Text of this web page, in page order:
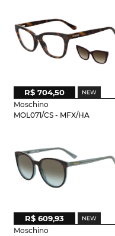
Moschino
MOL071/CS - MFX/HA
R$ 704,50
Moschino
R$ 609,93